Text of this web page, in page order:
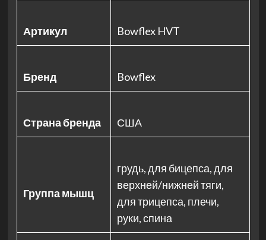
Артикул Bowflex HVT
Бренд Bowflex
Страна бренда США
Группа мышц
грудь, для бицепса, для
верхней/нижней тяги,
для трицепса, плечи,
руки, спина